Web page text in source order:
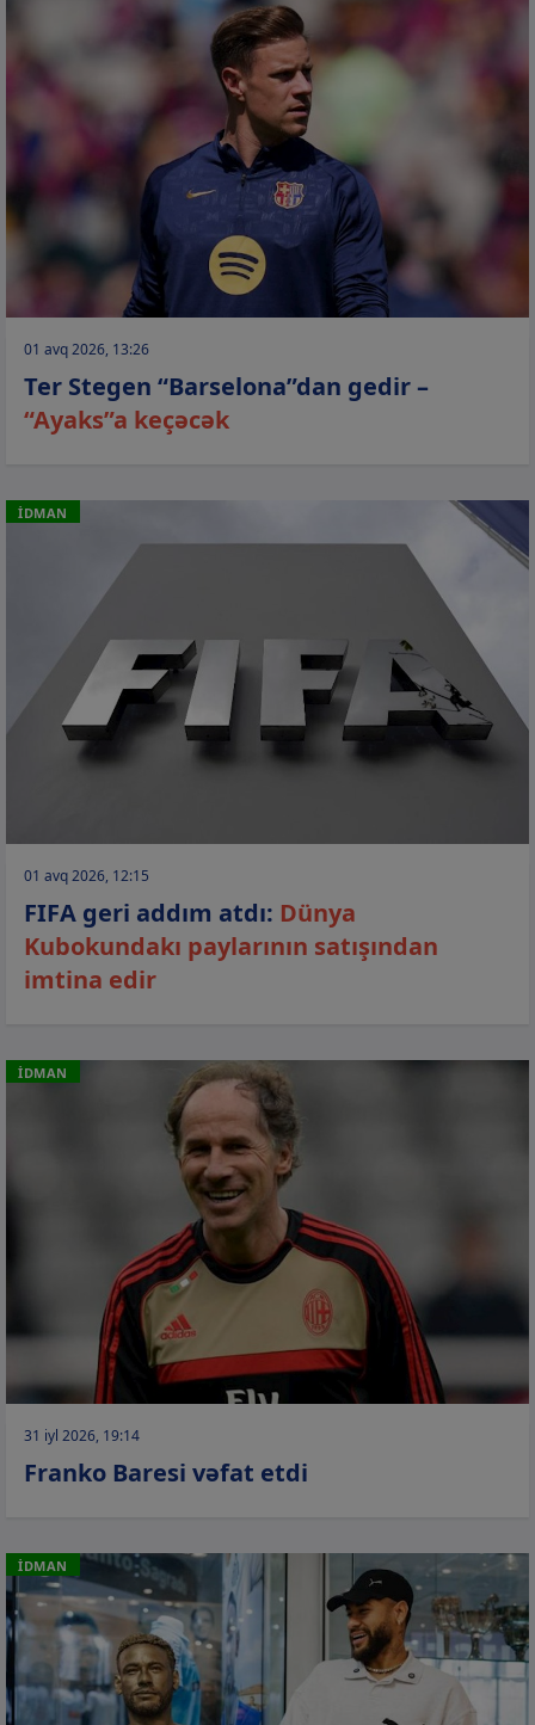
01 avq 2026, 13:26
Ter Stegen “Barselona”dan gedir –
“Ayaks”a keçəcək
İDMAN
01 avq 2026, 12:15
FIFA geri addım atdı: Dünya
Kubokundakı paylarının satışından
imtina edir
İDMAN
31 iyl 2026, 19:14
Franko Baresi vəfat etdi
İDMAN